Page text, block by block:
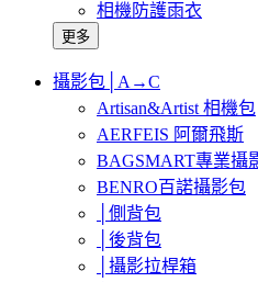
相機防護雨衣
更多
攝影包│A→C
Artisan&Artist 相機包
AERFEIS 阿爾飛斯
BAGSMART專業攝
BENRO百諾攝影包
│側背包
│後背包
│攝影拉桿箱